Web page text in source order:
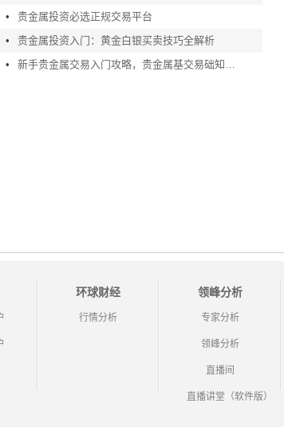
•
贵金属投资必选正规交易平台
•
贵金属投资入门：黄金白银买卖技巧全解析
•
新手贵金属交易入门攻略，贵金属基交易础知识深度剖析
环球财经
行情分析
领峰分析
专家分析
领峰分析
直播间
直播讲堂（软件版）